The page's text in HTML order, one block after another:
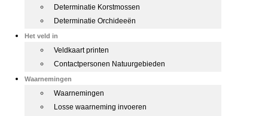
Determinatie Korstmossen
Determinatie Orchideeën
Het veld in
Veldkaart printen
Contactpersonen Natuurgebieden
Waarnemingen
Waarnemingen
Losse waarneming invoeren